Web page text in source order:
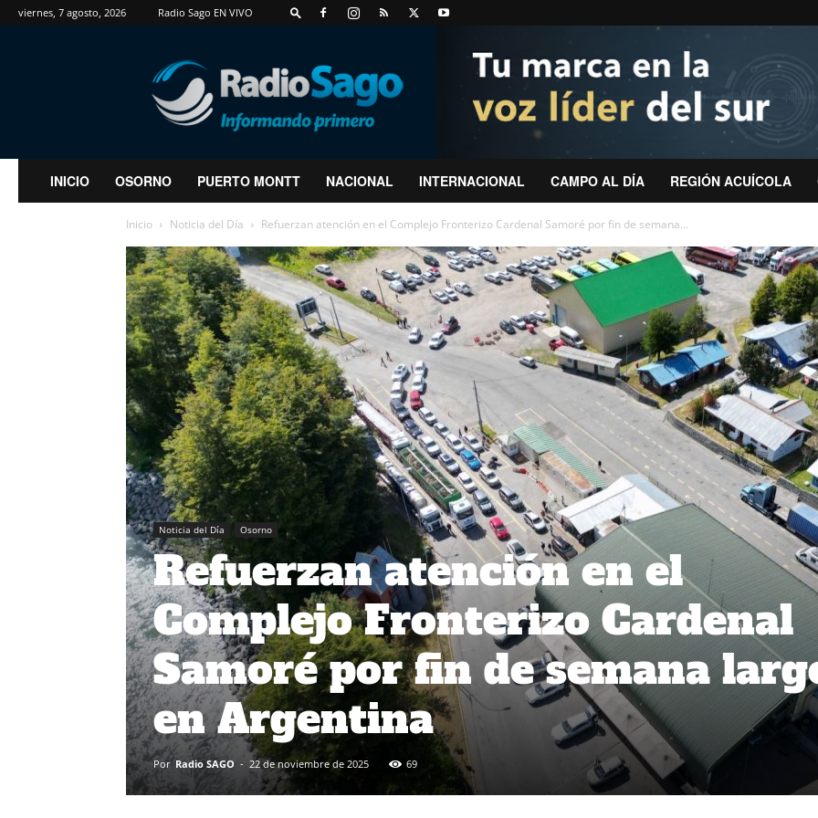
viernes, 7 agosto, 2026 Radio Sago EN VIVO
RadioSago
INICIO OSORNO PUERTO MONTT NACIONAL INTERNACIONAL CAMPO AL DÍA REGIÓN ACUÍCOLA
Inicio Noticia del Día Refuerzan atención en el Complejo Fronterizo Cardenal Samoré por fin de semana...
Noticia del Día Osorno
Refuerzan atención en el
Complejo Fronterizo Cardenal
Samoré por fin de semana
en Argentina
Por Radio SAGO - 22 de noviembre de 2025 69